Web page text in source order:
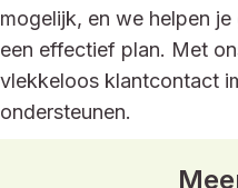
mogelijk, en we helpen
een effectief plan. Met
vlekkeloos klantcontact
ondersteunen.